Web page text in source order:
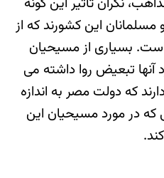
این کشورند که از
بسیاری از مسیحیان
تبعیض روا داشته می
که دولت مصر به اندازه
که در مورد مسیحیان این